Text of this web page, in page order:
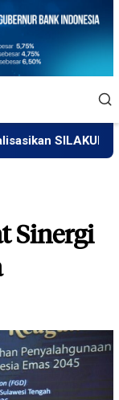
Sinergi